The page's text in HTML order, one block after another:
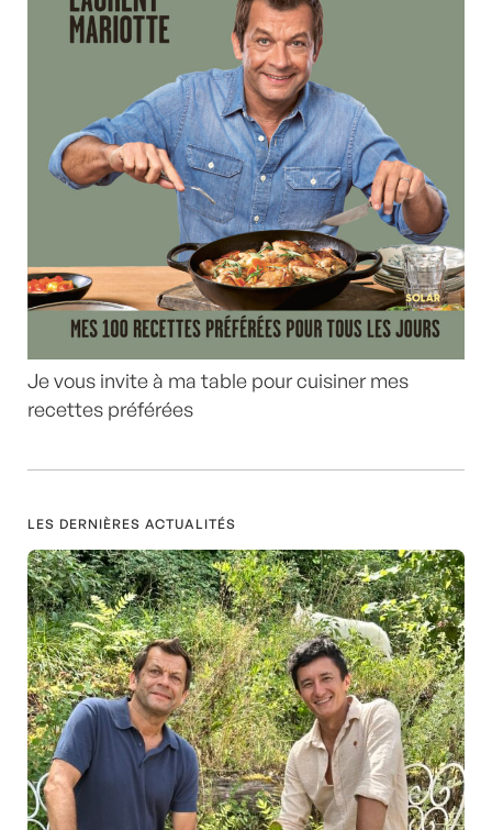
Je vous invite à ma table pour cuisiner mes
recettes préférées
LES DERNIÈRES ACTUALITÉS